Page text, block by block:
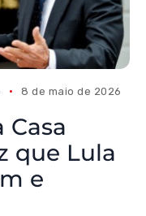
8 de maio de 2026
que Lula
e